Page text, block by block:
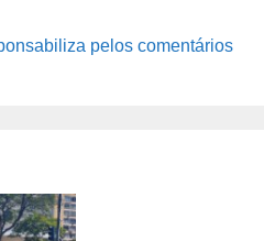
pelos comentários